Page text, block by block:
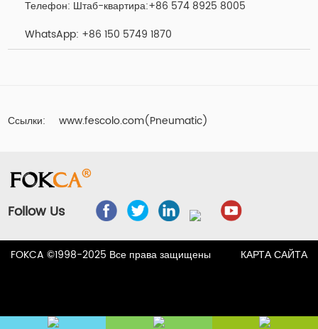
Телефон: Штаб-квартира:+86 574 8925 8005
WhatsApp: +86 150 5749 1870
Ссылки: www.fescolo.com(Pneumatic)
Follow Us
FOKCA ©1998-2025 Все права защищены КАРТА САЙТА